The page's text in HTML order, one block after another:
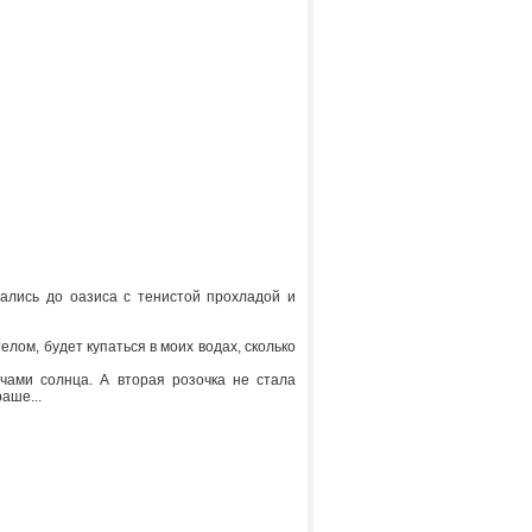
до оазиса с тенистой прохладой и
будет купаться в моих водах, сколько
солнца. А вторая розочка не стала